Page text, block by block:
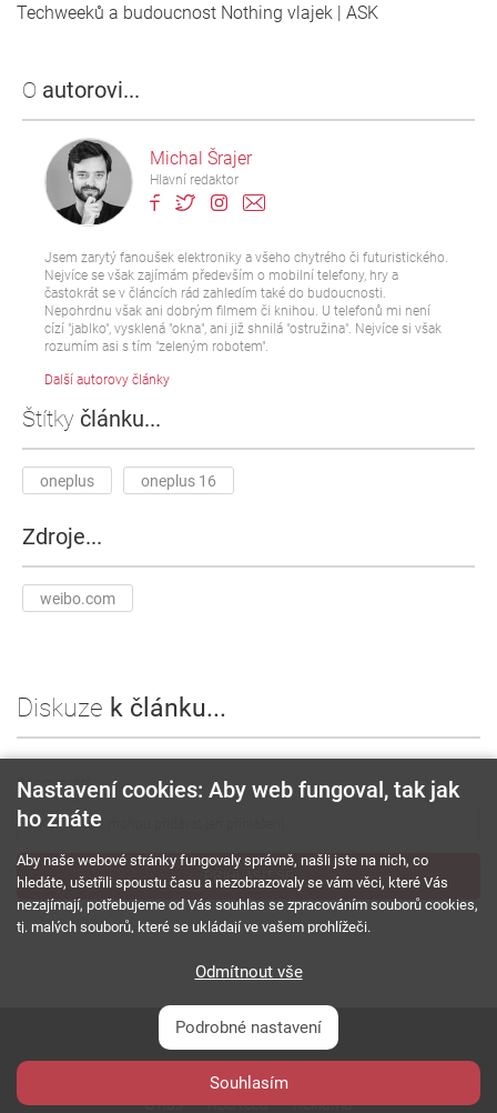
O autorovi...
Michal Šrajer
Hlavní redaktor
Jsem zarytý fanoušek elektroniky a všeho chytrého či futuristického.
Nejvíce se však zajímám především o mobilní telefony, hry a
častokrát se v článcích rád zahledím také do budoucnosti.
Nepohrdnu však ani dobrým filmem či knihou. U telefonů mi není
cízí "jablko", vysklená "okna", ani již shnilá "ostružina". Nejvíce si však
rozumím asi s tím "zeleným robotem".
Další autorovy články
Štítky článku...
oneplus oneplus 16
Zdroje...
weibo.com
Techweeků a budoucnost Nothing vlajek | ASK
Diskuze k článku...
0 komentářů
PŘIHLÁSIT SE
O nás RSS feed Reklama
Nastavení cookies: Aby web fungoval, tak jak
ho znáte
Aby naše webové stránky fungovaly správně, našli jste na nich, co
hledáte, ušetřili spoustu času a nezobrazovaly se vám věci, které Vás
nezajímají, potřebujeme od Vás souhlas se zpracováním souborů cookies,
tj. malých souborů, které se ukládají ve vašem prohlížeči.
Odmítnout vše
Podrobné nastavení
Souhlasím